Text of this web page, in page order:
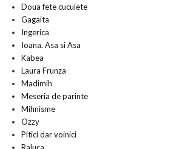
Doua fete cucuiete
Gagaita
Ingerica
Ioana. Asa si Asa
Kabea
Laura Frunza
Madimih
Meseria de parinte
Mihnisme
Ozzy
Pitici dar voinici